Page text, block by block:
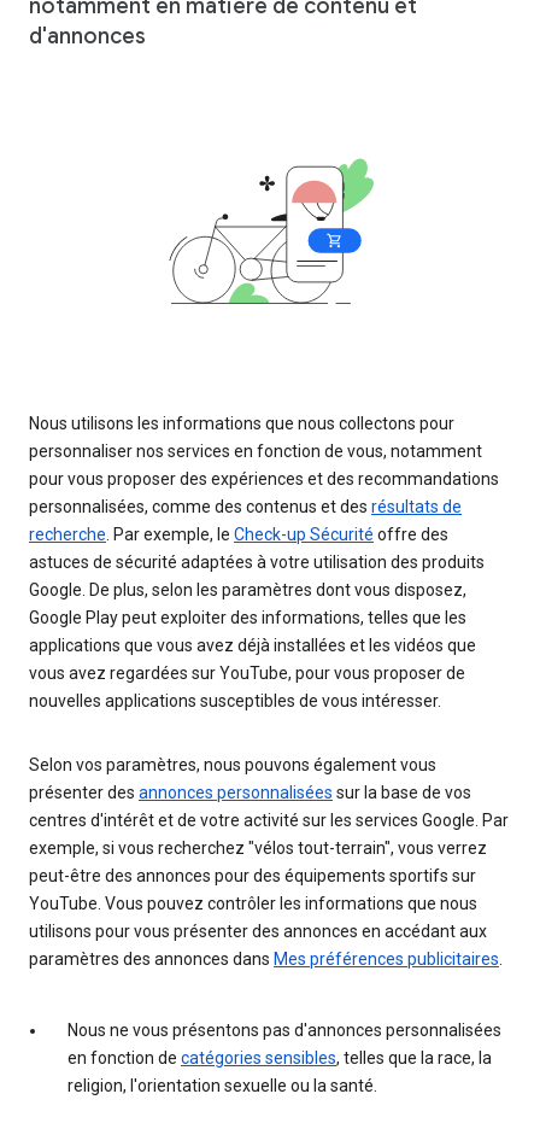
notamment en matière de contenu et
d'annonces
Nous utilisons les informations que nous collectons pour
personnaliser nos services en fonction de vous, notamment
pour vous proposer des expériences et des recommandations
personnalisées, comme des contenus et des résultats de
recherche . Par exemple, le Check-up Sécurité offre des
astuces de sécurité adaptées à votre utilisation des produits
Google. De plus, selon les paramètres dont vous disposez,
Google Play peut exploiter des informations, telles que les
applications que vous avez déjà installées et les vidéos que
vous avez regardées sur YouTube, pour vous proposer de
nouvelles applications susceptibles de vous intéresser.
Selon vos paramètres, nous pouvons également vous
présenter des annonces personnalisées sur la base de vos
centres d'intérêt et de votre activité sur les services Google. Par
exemple, si vous recherchez "vélos tout-terrain", vous verrez
peut-être des annonces pour des équipements sportifs sur
YouTube. Vous pouvez contrôler les informations que nous
utilisons pour vous présenter des annonces en accédant aux
paramètres des annonces dans Mes préférences publicitaires
Nous ne vous présentons pas d'annonces personnalisées
en fonction de catégories sensibles, telles que la race, la
religion, l'orientation sexuelle ou la santé.